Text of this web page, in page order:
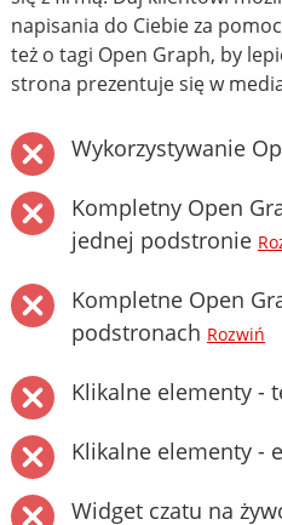
napisania do Ciebie za
też o tagi Open Graph, by
strona prezentuje się w
Wykorzystywanie
Kompletny Open
jednej podstronie
Kompletne Open
podstronach Rozwiń
Klikalne elementy -
Klikalne elementy -
Widget czatu na